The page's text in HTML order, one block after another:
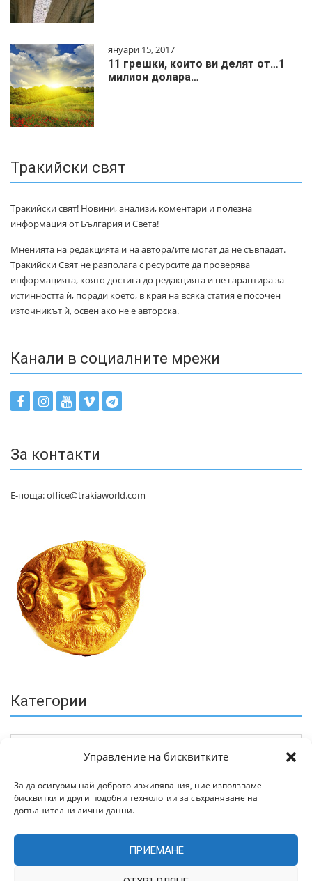
Управление на бисквитките
За да осигурим най-доброто изживявания, ние използваме
бисквитки и други подобни технологии за съхраняване на
допълнителни лични данни.
ПРИЕМАНЕ
януари 15, 2017
11 грешки, които ви делят от…1
милиoн дoлapa…
Тракийски свят
Тракийски свят! Новини, анализи, коментари и полезна
информация от България и Света!
Мненията на редакцията и на автора/ите могат да не съвпадат.
Тракийски Свят не разполага с ресурсите да проверява
информацията, която достига до редакцията и не гарантира за
истинността ѝ, поради което, в края на всяка статия е посочен
източникът ѝ, освен ако не е авторска.
Канали в социалните мрежи
За контакти
Е-поща: office@trakiaworld.com
Категории
Архив